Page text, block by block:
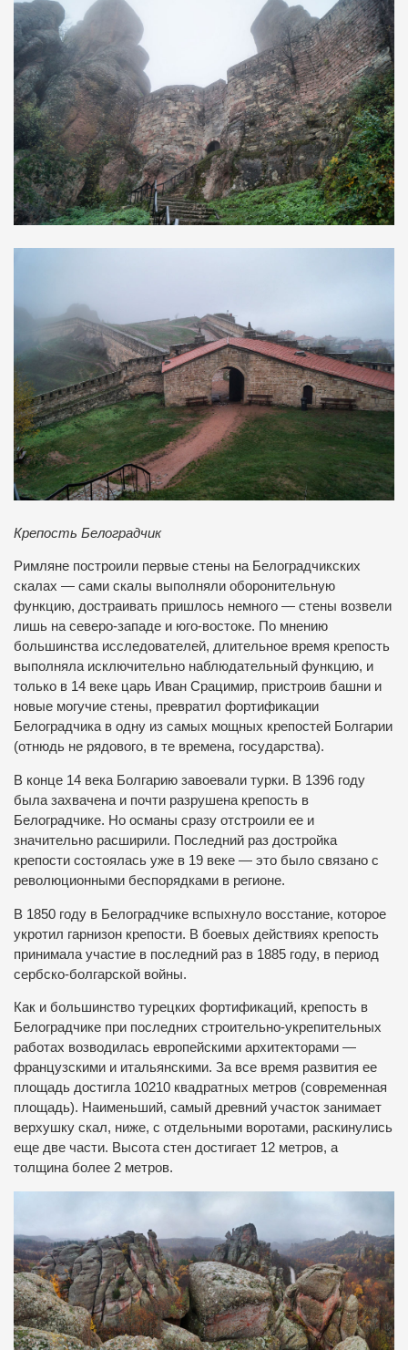
Крепость Белоградчик
Римляне построили первые стены на Белоградчикских
скалах — сами скалы выполняли оборонительную
функцию, достраивать пришлось немного — стены возвели
лишь на северо-западе и юго-востоке. По мнению
большинства исследователей, длительное время крепость
выполняла исключительно наблюдательный функцию, и
только в 14 веке царь Иван Срацимир, пристроив башни и
новые могучие стены, превратил фортификации
Белоградчика в одну из самых мощных крепостей Болгарии
(отнюдь не рядового, в те времена, государства).
В конце 14 века Болгарию завоевали турки. В 1396 году
была захвачена и почти разрушена крепость в
Белоградчике. Но османы сразу отстроили ее и
значительно расширили. Последний раз достройка
крепости состоялась уже в 19 веке — это было связано с
революционными беспорядками в регионе.
В 1850 году в Белоградчике вспыхнуло восстание, которое
укротил гарнизон крепости. В боевых действиях крепость
принимала участие в последний раз в 1885 году, в период
сербско-болгарской войны.
Как и большинство турецких фортификаций, крепость в
Белоградчике при последних строительно-укрепительных
работах возводилась европейскими архитекторами —
французскими и итальянскими. За все время развития ее
площадь достигла 10210 квадратных метров (современная
площадь). Наименьший, самый древний участок занимает
верхушку скал, ниже, с отдельными воротами, раскинулись
еще две части. Высота стен достигает 12 метров, а
толщина более 2 метров.